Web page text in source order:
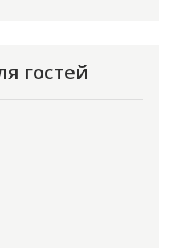
гостей